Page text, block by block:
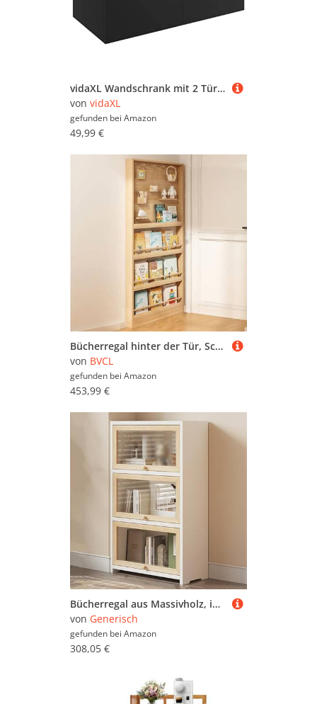
vidaXL Wandschrank mit 2 Türen Hängeschrank Wandregal Bücherregal Badschrank Schrank Aktenschrank Oberschrank Schwarz 80x39x40cm Holzwerkstoff
von vidaXL
gefunden bei Amazon
49,99 €
Bücherregal hinter der Tür, Schmales Bücherregal aus Holz mit Haken, 178cm Höhe, Platzsparend für Schlafzimmer, Wohnzimmer, Büro(4 Hooks,Width 80cm)
von BVCL
gefunden bei Amazon
453,99 €
Bücherregal aus Massivholz, industrieller Aufbewahrungsschrank mit nach innen klappbarer Tür, bodenstehendes Display für vielseitige Aufbewahrung im Schlafzimmer, Büro, Küche, Wohnzimmer
von Generisch
gefunden bei Amazon
308,05 €